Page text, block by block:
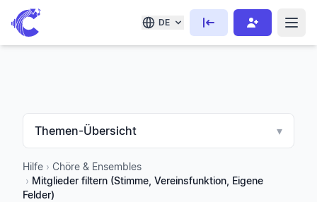
DE
Themen-Übersicht ▾
Hilfe › Chöre & Ensembles
› Mitglieder filtern (Stimme, Vereinsfunktion, Eigene
Felder)